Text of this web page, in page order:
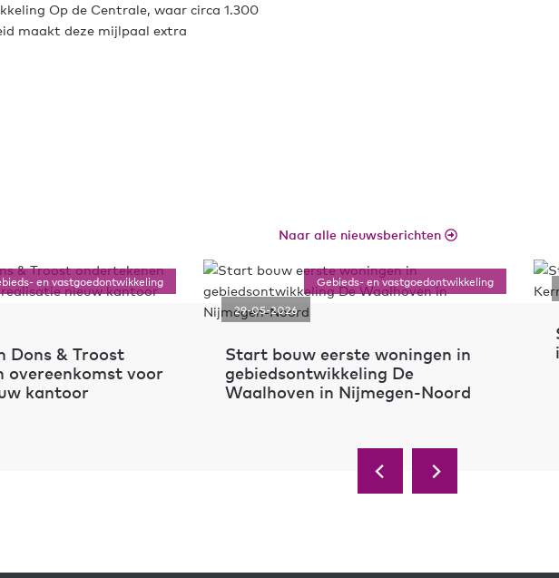
Op de Centrale, waar circa 1.300
maakt deze mijlpaal extra
Naar alle nieuwsberichten
en vastgoedontwikkeling
Dons & Troost
overeenkomst voor
kantoor
Gebieds- en vastgoedontwikkeling
29-05-2026
Start bouw eerste woningen in
gebiedsontwikkeling De
Waalhoven in Nijmegen-Noord